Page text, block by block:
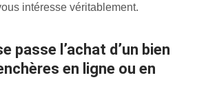
intéresse véritablement.
en ligne ou en